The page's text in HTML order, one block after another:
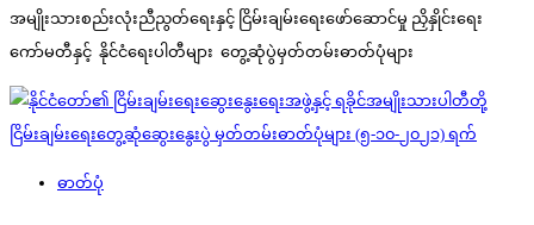
အမျိုးသားစည်းလုံးညီညွတ်ရေးနှင့် ငြိမ်းချမ်းရေးဖော်ဆောင်မှု ညှိနှိုင်းရေး
ကော်မတီနှင့် နိုင်ငံရေးပါတီများ တွေ့ဆုံပွဲမှတ်တမ်းဓာတ်ပုံများ
ဓာတ်ပုံ